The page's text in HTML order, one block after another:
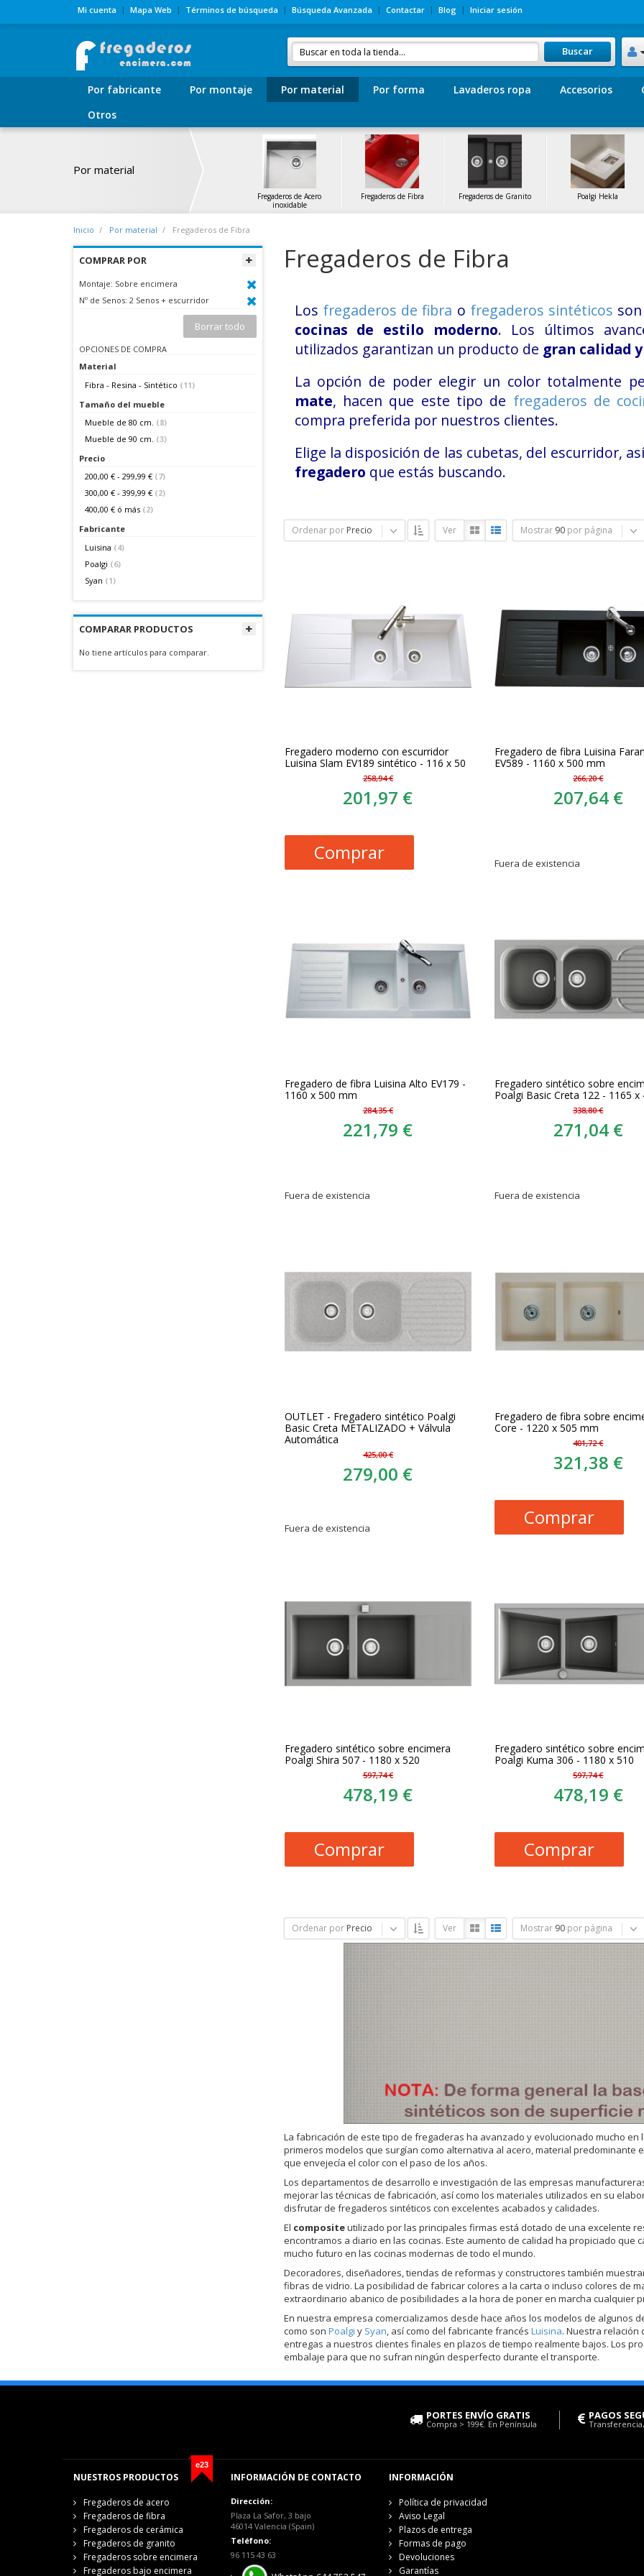
Mi cuenta Mapa Web Términos de búsqueda Búsqueda Avanzada Contactar Blog Iniciar sesión
Buscar
Por fabricante Por montaje Por material Por forma Lavaderos ropa Accesorios
Otros
Por material
Fregaderos de Acero
inoxidable
Fregaderos de Fibra Fregaderos de Granito Poalgi Hekla
Inicio Por material Fregaderos de Fibra
COMPRAR POR
Montaje: Sobre encimera
Nº de Senos: 2 Senos + escurridor
Borrar todo
OPCIONES DE COMPRA
Material
Fibra - Resina - Sintético (11)
Tamaño del mueble
Mueble de 80 cm. (8)
Mueble de 90 cm. (3)
Precio
200,00 € - 299,99 € (7)
300,00 € - 399,99 € (2)
400,00 € ó más (2)
Fabricante
Luisina (4)
Poalgi (6)
Syan (1)
COMPARAR PRODUCTOS
No tiene artículos para comparar.
Fregaderos de Fibra
Los fregaderos de fibra o fregaderos sintéticos
cocinas de estilo moderno. Los últimos
utilizados garantizan un producto de gran calidad
La opción de poder elegir un color totalmente
mate, hacen que este tipo de fregaderos de
compra preferida por nuestros clientes.
Elige la disposición de las cubetas, del escurridor,
fregadero que estás buscando.
Ordenar por Precio Ver Mostrar 90 por página
Fregadero moderno con escurridor
Luisina Slam EV189 sintético - 116 x 50
258,94 €
201,97 €
Comprar
Fregadero de fibra Luisina
EV589 - 1160 x 500 mm
266,20 €
207,64 €
Fuera de existencia
Fregadero de fibra Luisina Alto EV179 -
1160 x 500 mm
284,35 €
221,79 €
Fuera de existencia
Fregadero sintético sobre
Poalgi Basic Creta 122 - 1165 x
338,80 €
271,04 €
Fuera de existencia
OUTLET - Fregadero sintético Poalgi
Basic Creta METALIZADO + Válvula
Automática
425,00 €
279,00 €
Fuera de existencia
Fregadero de fibra sobre
Core - 1220 x 505 mm
401,72 €
321,38 €
Comprar
Fregadero sintético sobre encimera
Poalgi Shira 507 - 1180 x 520
597,74 €
478,19 €
Comprar
Fregadero sintético sobre
Poalgi Kuma 306 - 1180 x 510
597,74 €
478,19 €
Comprar
Ordenar por Precio Ver Mostrar 90 por página
La fabricación de este tipo de fregaderas ha avanzado y evolucionado mucho
primeros modelos que surgían como alternativa al acero, material predominante
que envejecía el color con el paso de los años.
Los departamentos de desarrollo e investigación de las empresas
mejorar las técnicas de fabricación, así como los materiales utilizados en su
disfrutar de fregaderos sintéticos con excelentes acabados y calidades.
El compositeutilizado por las principales firmas está dotado de una excelente
encontramos a diario en las cocinas. Este aumento de calidad ha propiciado que
mucho futuro en las cocinas modernas de todo el mundo.
Decoradores, diseñadores, tiendas de reformas y constructores también
fibras de vidrio. La posibilidad de fabricar colores a la carta o incluso colores de
extraordinario abanico de posibilidades a la hora de poner en marcha cualquier
En nuestra empresa comercializamos desde hace años los modelos de algunos
como son Poalgi y Syan, así como del fabricante francés Luisina. Nuestra relación
entregas a nuestros clientes finales en plazos de tiempo realmente bajos. Los
embalaje para que no sufran ningún desperfecto durante el transporte.
PORTES ENVÍO GRATIS
Compra > 199€. En Península
PAGOS
e23
NUESTROS PRODUCTOS
Fregaderos de acero
Fregaderos de fibra
Fregaderos de cerámica
Fregaderos de granito
Fregaderos sobre encimera
Fregaderos bajo encimera
INFORMACIÓN DE CONTACTO
Dirección:
Plaza La Safor, 3 bajo
46014 Valencia (Spain)
Teléfono:
96 115 43 63
INFORMACIÓN
Política de privacidad
Aviso Legal
Plazos de entrega
Formas de pago
Devoluciones
Garantías